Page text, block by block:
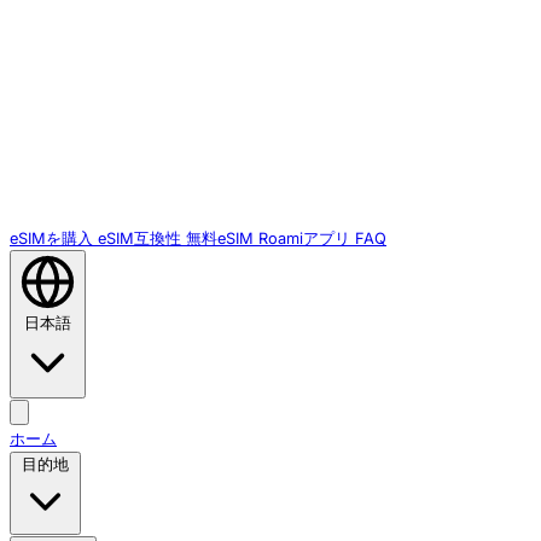
eSIMを購入 eSIM互換性 無料eSIM Roamiアプリ FAQ
日本語
ホーム
目的地